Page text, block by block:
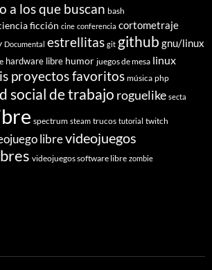
a los que buscan bash
ficción cine conferencia cortometraje
Documental estrellitas git github gnu/linux
hardware libre humor juegos de mesa linux
proyectos favoritos música php
social de trabajo roguelike secta
spectrum steam trucos tutorial twitch
librevideojuegos
videojuegos software libre zombie